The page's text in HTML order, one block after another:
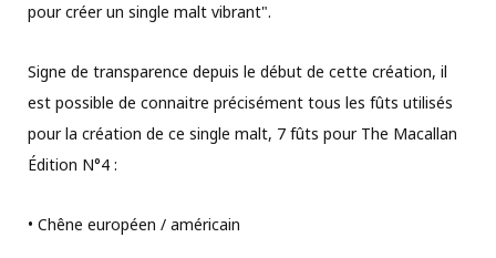
pour créer un single malt vibrant".
Signe de transparence depuis le début de cette création, il
est possible de connaitre précisément tous les fûts utilisés
pour la création de ce single malt, 7 fûts pour The Macallan
Édition N°4 :
• Chêne européen / américain